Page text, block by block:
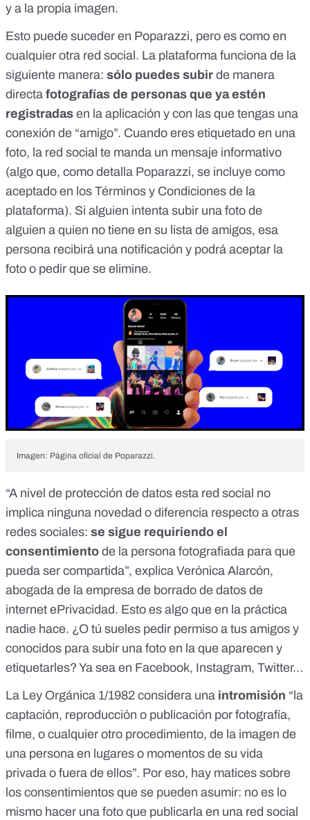
y a la propia imagen.
Esto puede suceder en Poparazzi, pero es como en
cualquier otra red social. La plataforma funciona de la
siguiente manera: sólo puedes subir de manera
directa fotografías de personas que ya estén
registradas en la aplicación y con las que tengas una
conexión de “amigo”. Cuando eres etiquetado en una
foto, la red social te manda un mensaje informativo
(algo que, como detalla Poparazzi, se incluye como
aceptado en los Términos y Condiciones de la
plataforma). Si alguien intenta subir una foto de
alguien a quien no tiene en su lista de amigos, esa
persona recibirá una notificación y podrá aceptar la
foto o pedir que se elimine.
Imagen: Página oficial de Poparazzi.
“A nivel de protección de datos esta red social no
implica ninguna novedad o diferencia respecto a otras
redes sociales: se sigue requiriendo el
consentimiento de la persona fotografiada para que
pueda ser compartida”, explica Verónica Alarcón,
abogada de la empresa de borrado de datos de
internet ePrivacidad. Esto es algo que en la práctica
nadie hace. ¿O tú sueles pedir permiso a tus amigos y
conocidos para subir una foto en la que aparecen y
etiquetarles? Ya sea en Facebook, Instagram, Twitter…
La Ley Orgánica 1/1982 considera una intromisión “la
captación, reproducción o publicación por fotografía,
filme, o cualquier otro procedimiento, de la imagen de
una persona en lugares o momentos de su vida
privada o fuera de ellos”. Por eso, hay matices sobre
los consentimientos que se pueden asumir: no es lo
mismo hacer una foto que publicarla en una red social